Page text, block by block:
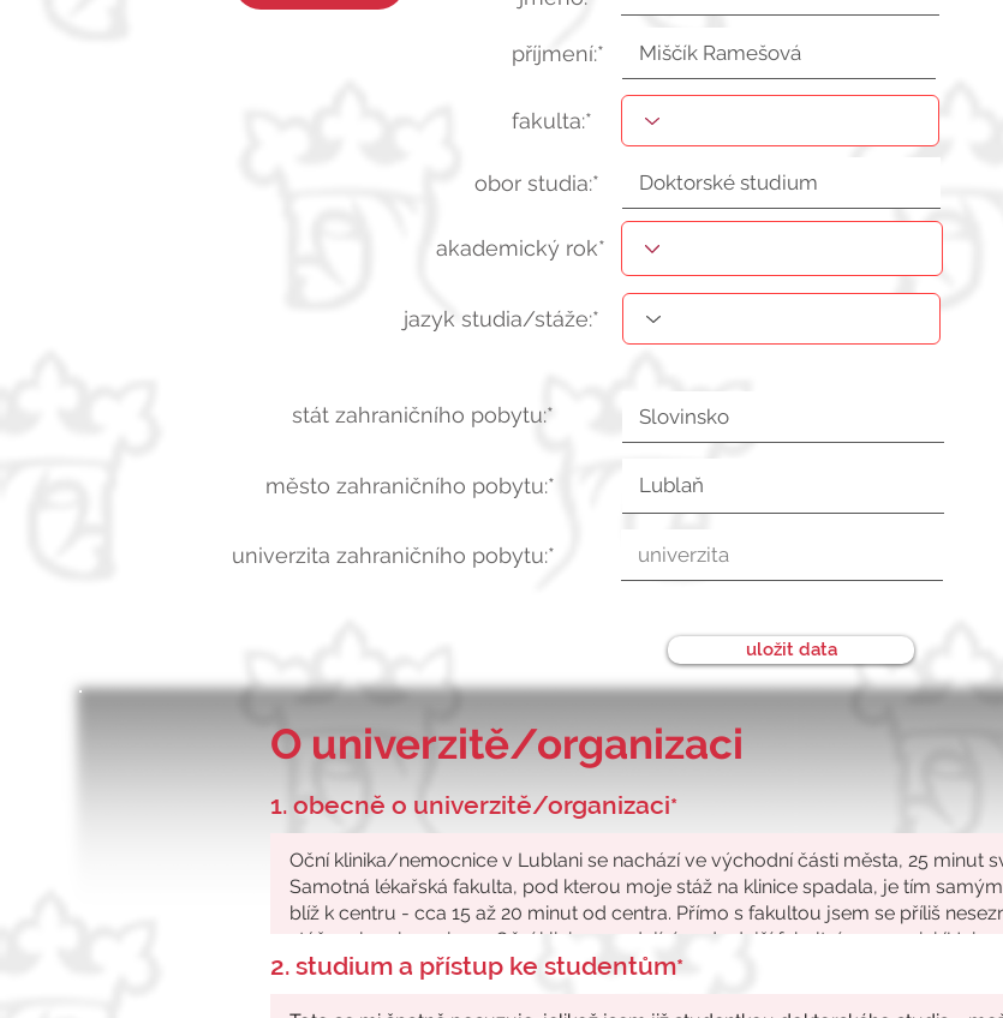
příjmení:*
fakulta:*
obor studia:*
akademický rok*
jazyk studia/stáže:*
stát zahraničního pobytu:*
město zahraničního pobytu:*
univerzita zahraničního pobytu:*
uložit data
O univerzitě/organizaci
1. obecně o univerzitě/organizaci*
2. studium a přístup ke studentům*